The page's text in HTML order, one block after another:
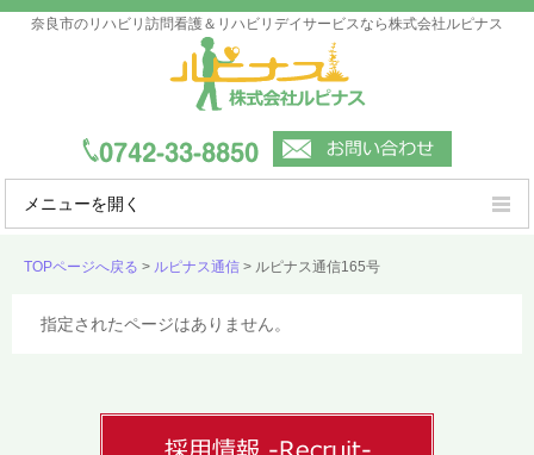
奈良市のリハビリ訪問看護＆リハビリデイサービスなら株式会社ルピナス
メニューを開く
ルピナスの強み
TOPページへ戻る > ルピナス通信 > ルピナス通信165号
指定されたページはありません。